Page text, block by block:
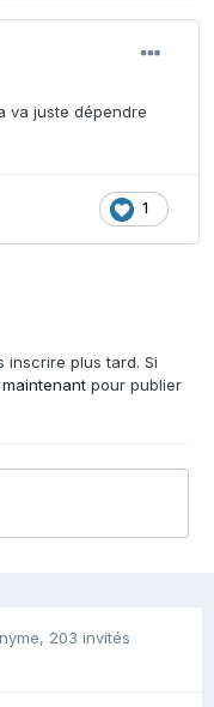
va juste dépendre
1
inscrire plus tard. Si
pour publier
203 invités